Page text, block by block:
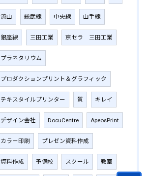
流山 総武線 中央線 山手線
銀座線 三田工業 京セラ 三田工業
プラネタリウム
プロダクションプリント＆グラフィック
テキスタイルプリンター 質 キレイ
デザイン会社 DocuCentre ApeosPrint
カラー印刷 プレゼン資料作成
資料作成 予備校 スクール 教室